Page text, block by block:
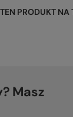
PRODUKT NA
Masz